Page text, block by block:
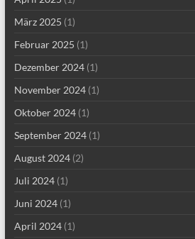
März 2025 (1)
Februar 2025 (1)
Dezember 2024(1)
November 2024(1)
Oktober 2024(1)
September 2024(1)
August 2024(2)
Juli 2024(1)
Juni 2024(1)
April 2024(1)